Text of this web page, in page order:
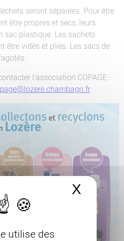
utilise des
X
seront séparées. Pour être
être propres et secs, leurs
sac plastique. Les sachets
être vidés et pliés. Les sacs de
l’association COPAGE :